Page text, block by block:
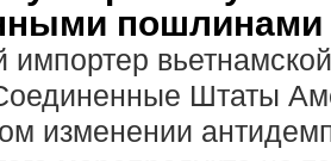
пошлинами
импортер
Штаты
изменении